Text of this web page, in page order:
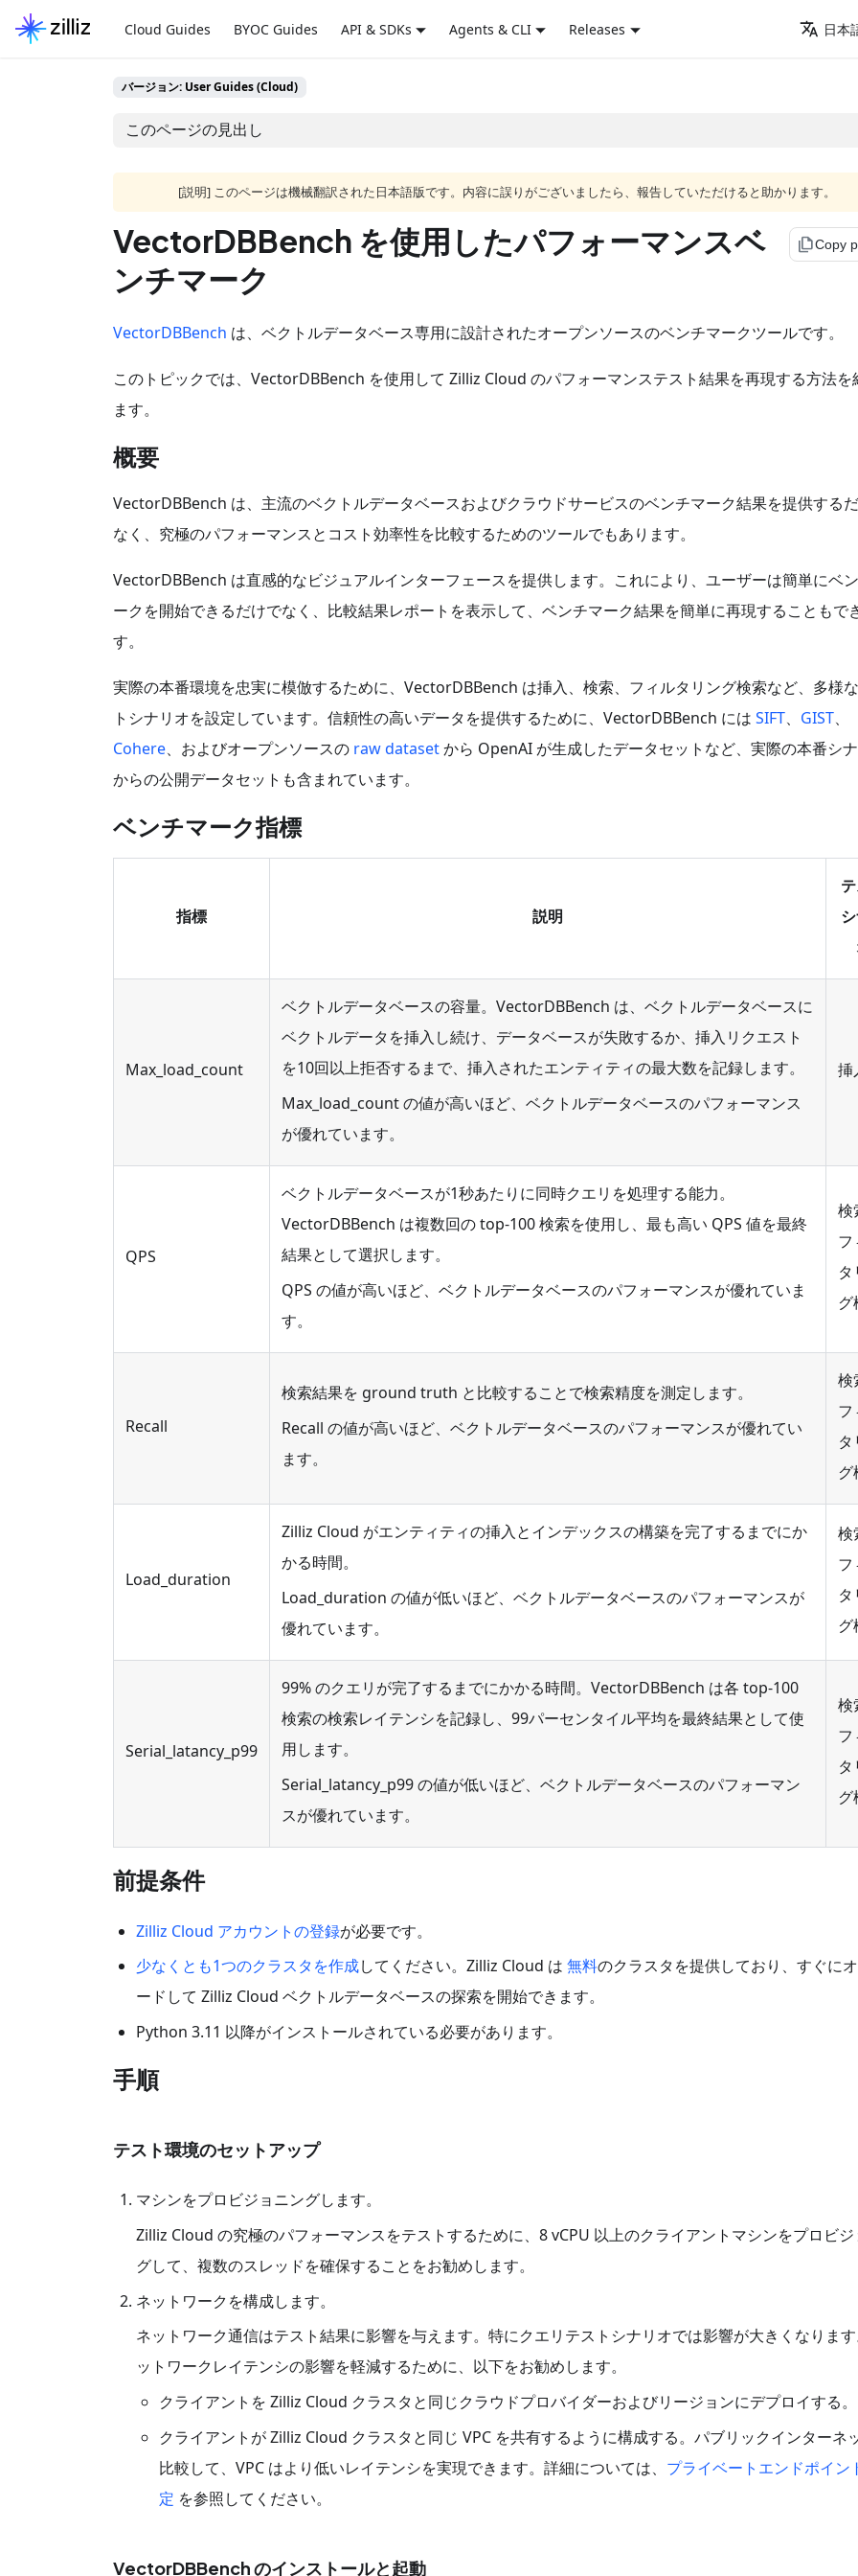
Cloud Guides BYOC Guides API & SDKs Agents & CLI Releases 日本
バージョン: User Guides (Cloud)
このページの見出し
[説明] このページは機械翻訳された日本語版です。内容に誤りがございましたら、報告していただけると助かります。
VectorDBBench を使用したパフォーマンスベ
ンチマーク
file_copyCopy
VectorDBBench は、ベクトルデータベース専用に設計されたオープンソースのベンチマークツールです。
このトピックでは、VectorDBBench を使用して Zilliz Cloud のパフォーマンステスト結果を再現する方法を
ます。
概要
VectorDBBench は、主流のベクトルデータベースおよびクラウドサービスのベンチマーク結果を提供する
なく、究極のパフォーマンスとコスト効率性を比較するためのツールでもあります。
VectorDBBench は直感的なビジュアルインターフェースを提供します。これにより、ユーザーは簡単にベ
ークを開始できるだけでなく、比較結果レポートを表示して、ベンチマーク結果を簡単に再現することもで
す。
実際の本番環境を忠実に模倣するために、VectorDBBench は挿入、検索、フィルタリング検索など、多様
トシナリオを設定しています。信頼性の高いデータを提供するために、VectorDBBench には SIFT、 GIST、
Cohere、およびオープンソースの raw datasetから OpenAI が生成したデータセットなど、実際の本番シ
からの公開データセットも含まれています。
ベンチマーク指標
指標 説明
Max_load_count
ベクトルデータベースの容量。VectorDBBench は、ベクトルデータベースに
ベクトルデータを挿入し続け、データベースが失敗するか、挿入リクエスト
を10回以上拒否するまで、挿入されたエンティティの最大数を記録します。
Max_load_count の値が高いほど、ベクトルデータベースのパフォーマンス
が優れています。
挿
QPS
ベクトルデータベースが1秒あたりに同時クエリを処理する能力。
VectorDBBench は複数回の top-100 検索を使用し、最も高い QPS 値を最終
結果として選択します。
QPS の値が高いほど、ベクトルデータベースのパフォーマンスが優れていま
す。
検
フ
タ
グ
Recall
検索結果を ground truth と比較することで検索精度を測定します。
Recall の値が高いほど、ベクトルデータベースのパフォーマンスが優れてい
ます。
検
フ
タ
グ
Load_duration
Zilliz Cloud がエンティティの挿入とインデックスの構築を完了するまでにか
かる時間。
Load_duration の値が低いほど、ベクトルデータベースのパフォーマンスが
優れています。
検
フ
タ
グ
Serial_latancy_p99
99% のクエリが完了するまでにかかる時間。VectorDBBench は各 top-100
検索の検索レイテンシを記録し、99パーセンタイル平均を最終結果として使
用します。
Serial_latancy_p99 の値が低いほど、ベクトルデータベースのパフォーマン
スが優れています。
検
フ
タ
グ
前提条件
Zilliz Cloud アカウントの登録が必要です。
少なくとも1つのクラスタを作成してください。Zilliz Cloud は 無料のクラスタを提供しており、すぐに
ードして Zilliz Cloud ベクトルデータベースの探索を開始できます。
Python 3.11 以降がインストールされている必要があります。
手順
テスト環境のセットアップ
マシンをプロビジョニングします。
Zilliz Cloud の究極のパフォーマンスをテストするために、8 vCPU 以上のクライアントマシンをプロビジ
グして、複数のスレッドを確保することをお勧めします。
ネットワークを構成します。
ネットワーク通信はテスト結果に影響を与えます。特にクエリテストシナリオでは影響が大きくなりま
ットワークレイテンシの影響を軽減するために、以下をお勧めします。
クライアントを Zilliz Cloud クラスタと同じクラウドプロバイダーおよびリージョンにデプロイする。
クライアントが Zilliz Cloud クラスタと同じ VPC を共有するように構成する。パブリックインターネ
比較して、VPC はより低いレイテンシを実現できます。詳細については、 プライベートエンドポイン
定 を参照してください。
VectorDBBench のインストールと起動